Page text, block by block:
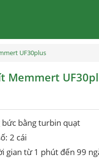
UF30plus
Memmert
bằng turbin quạt
2 cái
gian từ 1 phút đến 99